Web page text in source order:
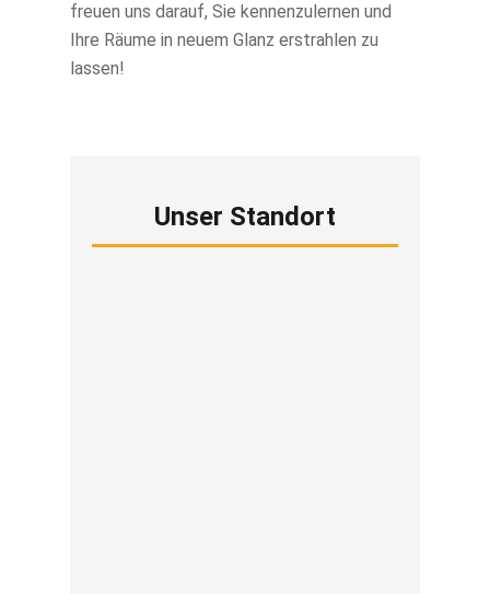
freuen uns darauf, Sie kennenzulernen und
Ihre Räume in neuem Glanz erstrahlen zu
lassen!
Unser Standort